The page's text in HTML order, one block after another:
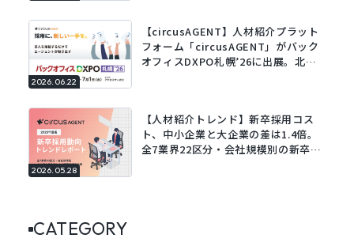
2026.06.22
【circusAGENT】人材紹介プラット
フォーム「circusAGENT」がバック
オフィスDXPO札幌’26に出展。北海
2026.05.28
【人材紹介トレンド】新卒採用コス
ト、中小企業と大企業の差は1.4倍。
全7業界22区分・会社規模別の新卒採
CATEGORY